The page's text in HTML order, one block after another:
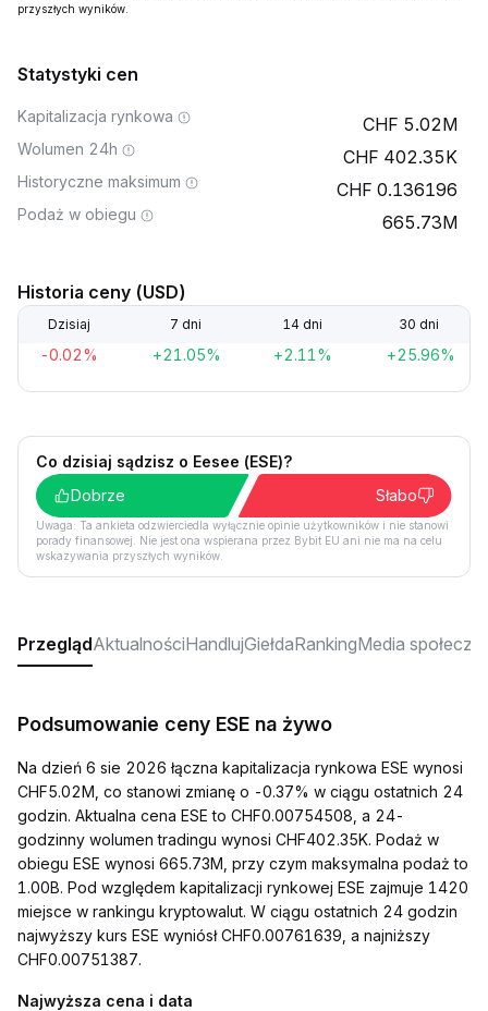
przyszłych wyników.
Statystyki cen
Kapitalizacja rynkowa 5.02M
Wolumen 24h 402.35K
Historyczne maksimum 0.136196
Podaż w obiegu 665.73M
Historia ceny (USD)
Dzisiaj 7 dni 14 dni 30 dni
-0.02% +21.05% +2.11% +25.96%
Co dzisiaj sądzisz o Eesee (ESE)?
Dobrze
Słabo
Uwaga: Ta ankieta odzwierciedla wyłącznie opinie użytkowników i nie stanowi
porady finansowej. Nie jest ona wspierana przez Bybit EU ani nie ma na celu
wskazywania przyszłych wyników.
PrzeglądAktualnościHandlujGiełdaRankingMedia
Podsumowanie ceny ESE na żywo
Na dzień 6 sie 2026 łączna kapitalizacja rynkowa ESE wynosi
CHF5.02M, co stanowi zmianę o -0.37% w ciągu ostatnich 24
godzin. Aktualna cena ESE to CHF0.00754508, a 24-
godzinny wolumen tradingu wynosi CHF402.35K. Podaż w
obiegu ESE wynosi 665.73M, przy czym maksymalna podaż to
1.00B. Pod względem kapitalizacji rynkowej ESE zajmuje 1420
miejsce w rankingu kryptowalut. W ciągu ostatnich 24 godzin
najwyższy kurs ESE wyniósł CHF0.00761639, a najniższy
CHF0.00751387.
Najwyższa cena i data